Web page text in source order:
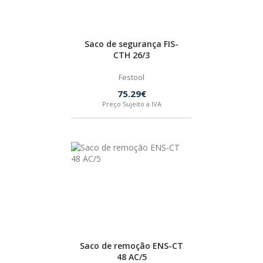
Saco de segurança FIS-
CTH 26/3
Festool
75.29€
Preço Sujeito a IVA
Saco de remoção ENS-CT
48 AC/5